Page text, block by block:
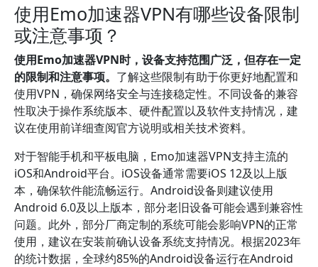
使用Emo加速器VPN有哪些设备限制
或注意事项？
使用Emo加速器VPN时，设备支持范围广泛，但存在一定
的限制和注意事项。 了解这些限制有助于你更好地配置和
使用VPN，确保网络安全与连接稳定性。不同设备的兼容
性取决于操作系统版本、硬件配置以及软件支持情况，建
议在使用前详细查阅官方说明或相关技术资料。
对于智能手机和平板电脑，Emo加速器VPN支持主流的
iOS和Android平台。iOS设备通常需要iOS 12及以上版
本，确保软件能流畅运行。Android设备则建议使用
Android 6.0及以上版本，部分老旧设备可能会遇到兼容性
问题。此外，部分厂商定制的系统可能会影响VPN的正常
使用，建议在安装前确认设备系统支持情况。根据2023年
的统计数据，全球约85%的Android设备运行在Android